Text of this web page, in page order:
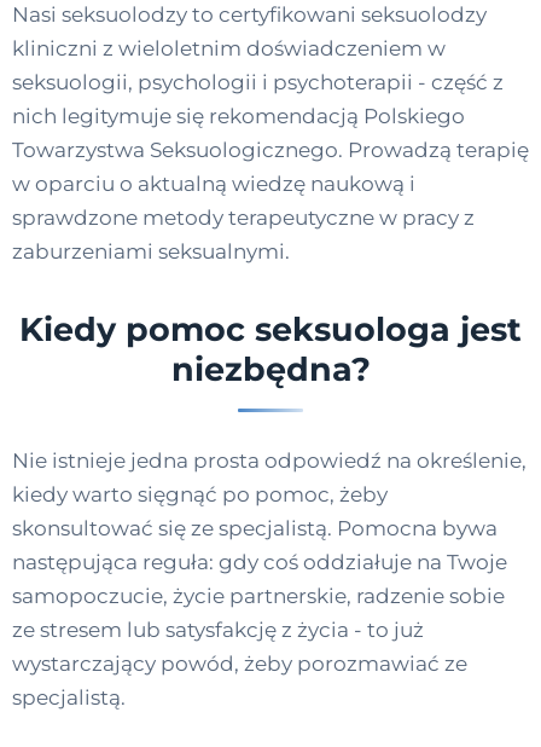
Nasi seksuolodzy to certyfikowani seksuolodzy
kliniczni z wieloletnim doświadczeniem w
seksuologii, psychologii i psychoterapii - część z
nich legitymuje się rekomendacją Polskiego
Towarzystwa Seksuologicznego. Prowadzą terapię
w oparciu o aktualną wiedzę naukową i
sprawdzone metody terapeutyczne w pracy z
zaburzeniami seksualnymi.
Kiedy pomoc seksuologa jest
niezbędna?
Nie istnieje jedna prosta odpowiedź na określenie,
kiedy warto sięgnąć po pomoc, żeby
skonsultować się ze specjalistą. Pomocna bywa
następująca reguła: gdy coś oddziałuje na Twoje
samopoczucie, życie partnerskie, radzenie sobie
ze stresem lub satysfakcję z życia - to już
wystarczający powód, żeby porozmawiać ze
specjalistą.